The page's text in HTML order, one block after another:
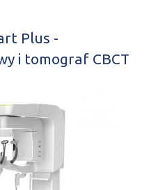
Plus -
i tomograf CBCT